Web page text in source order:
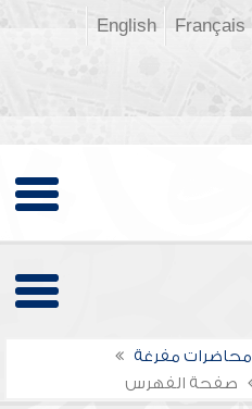
Français
English
محاضرات مفرغة
صفحة الفهرس